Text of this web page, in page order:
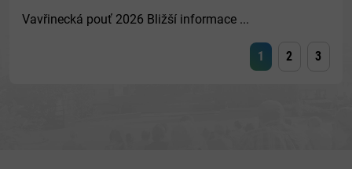
Vavřinecká pouť 2026 Bližší informace ...
1 2 3